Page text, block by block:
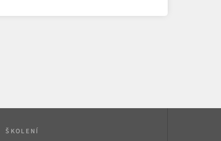
ŠKOLENÍ